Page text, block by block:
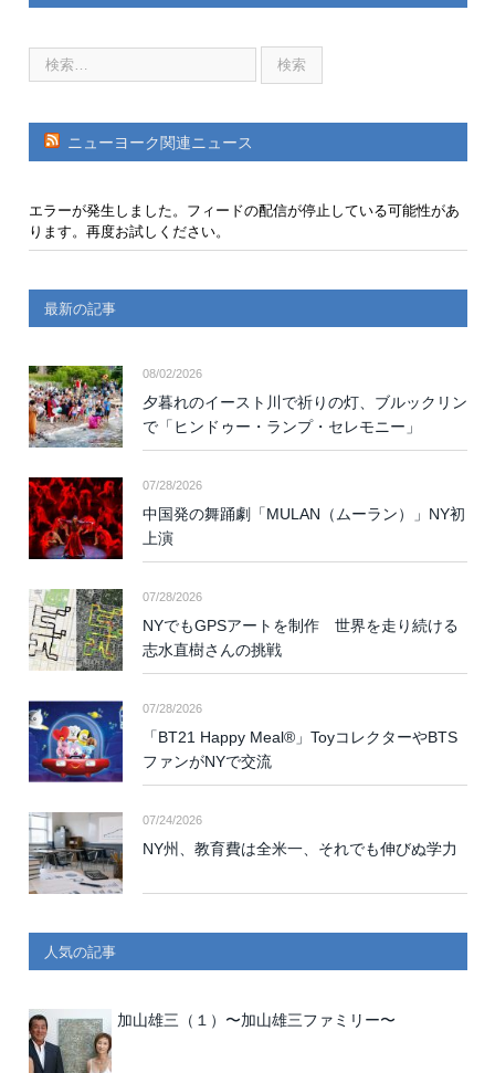
ニューヨーク関連ニュース
エラーが発生しました。フィードの配信が停止している可能性があ
ります。再度お試しください。
最新の記事
08/02/2026
夕暮れのイースト川で祈りの灯、ブルックリン
で「ヒンドゥー・ランプ・セレモニー」
07/28/2026
中国発の舞踊劇「MULAN（ムーラン）」NY初
上演
07/28/2026
NYでもGPSアートを制作 世界を走り続ける
志水直樹さんの挑戦
07/28/2026
「BT21 Happy Meal®」ToyコレクターやBTS
ファンがNYで交流
07/24/2026
NY州、教育費は全米一、それでも伸びぬ学力
人気の記事
加山雄三（１）〜加山雄三ファミリー〜